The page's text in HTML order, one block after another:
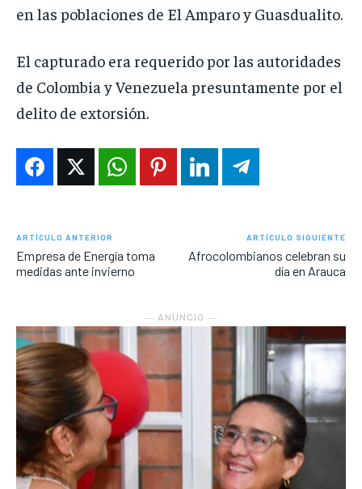
en las poblaciones de El Amparo y Guasdualito.
El capturado era requerido por las autoridades
de Colombia y Venezuela presuntamente por el
delito de extorsión.
ARTÍCULO ANTERIOR
Empresa de Energía toma
medidas ante invierno
ARTÍCULO SIGUIENTE
Afrocolombianos celebran su
día en Arauca
― ANUNCIO ―